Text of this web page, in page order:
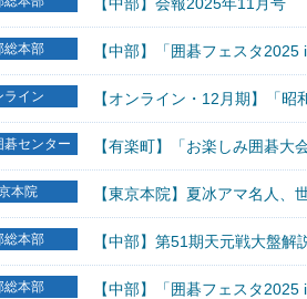
総本部 【中部】「囲碁フェスタ2025
ライン 【オンライン・12月期】「昭
碁センター 【有楽町】「お楽しみ囲碁大
本院 【東京本院】夏冰アマ名人、
総本部 【中部】第51期天元戦大盤解
総本部 【中部】「囲碁フェスタ2025